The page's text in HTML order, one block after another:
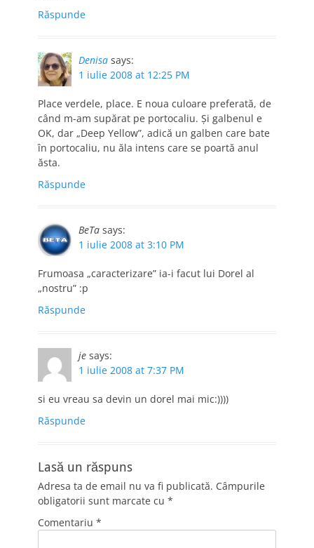
Răspunde
Denisa says:
1 iulie 2008 at 12:25 PM
Place verdele, place. E noua culoare preferată, de
când m-am supărat pe portocaliu. Şi galbenul e
OK, dar „Deep Yellow”, adică un galben care bate
în portocaliu, nu ăla intens care se poartă anul
ăsta.
Răspunde
BeTa says:
1 iulie 2008 at 3:10 PM
Frumoasa „caracterizare” ia-i facut lui Dorel al
„nostru” :p
Răspunde
je says:
1 iulie 2008 at 7:37 PM
si eu vreau sa devin un dorel mai mic:))))
Răspunde
Lasă un răspuns
Adresa ta de email nu va fi publicată. Câmpurile
obligatorii sunt marcate cu *
Comentariu *